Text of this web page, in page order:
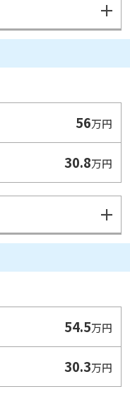
56万円
30.8万円
54.5万円
30.3万円